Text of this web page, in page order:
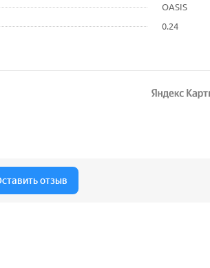
OASIS
0.24